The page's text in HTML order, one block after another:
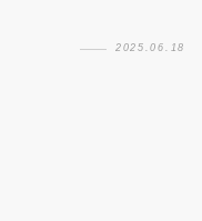
2025.06.18